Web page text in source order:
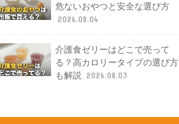
危ないおやつと安全な選び方
2026.08.04
介護食ゼリーはどこで売って
る？高カロリータイプの選び方
も解説 2026.08.03